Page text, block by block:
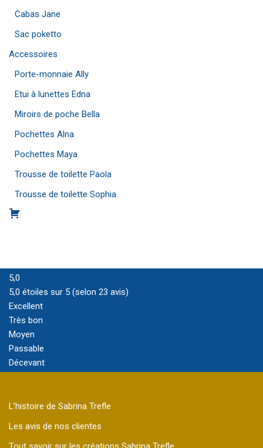
Cabas Jane
Sac poketto
Accessoires
Porte-monnaie Ally
Etui à lunettes Edna
Miroirs de poche Bella
Pochettes Alna
Pochettes Maya
Trousse de toilette Paola
Trousse de toilette Sophia
5,0
5,0 étoiles sur 5 (selon 23 avis)
Excellent
Très bon
Moyen
Passable
Décevant
L’histoire de Sabrina Trefle
Les avis de nos clientes